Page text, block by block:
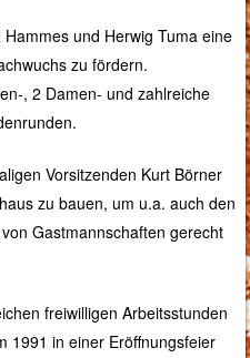
und Herwig Tuma eine
zu fördern.
, 2 Damen- und zahlreiche
Vorsitzenden Kurt Börner
zu bauen, um u.a. auch den
Gastmannschaften gerecht
freiwilligen Arbeitsstunden
1991 in einer Eröffnungsfeier